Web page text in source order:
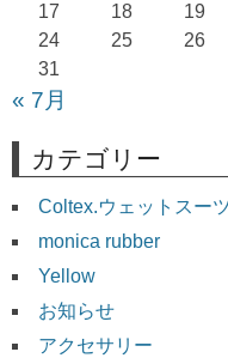
17
18 19
24
25 26
31
« 7月
カテゴリー
Coltex.ウェットスー
monica rubber
Yellow
お知らせ
アクセサリー